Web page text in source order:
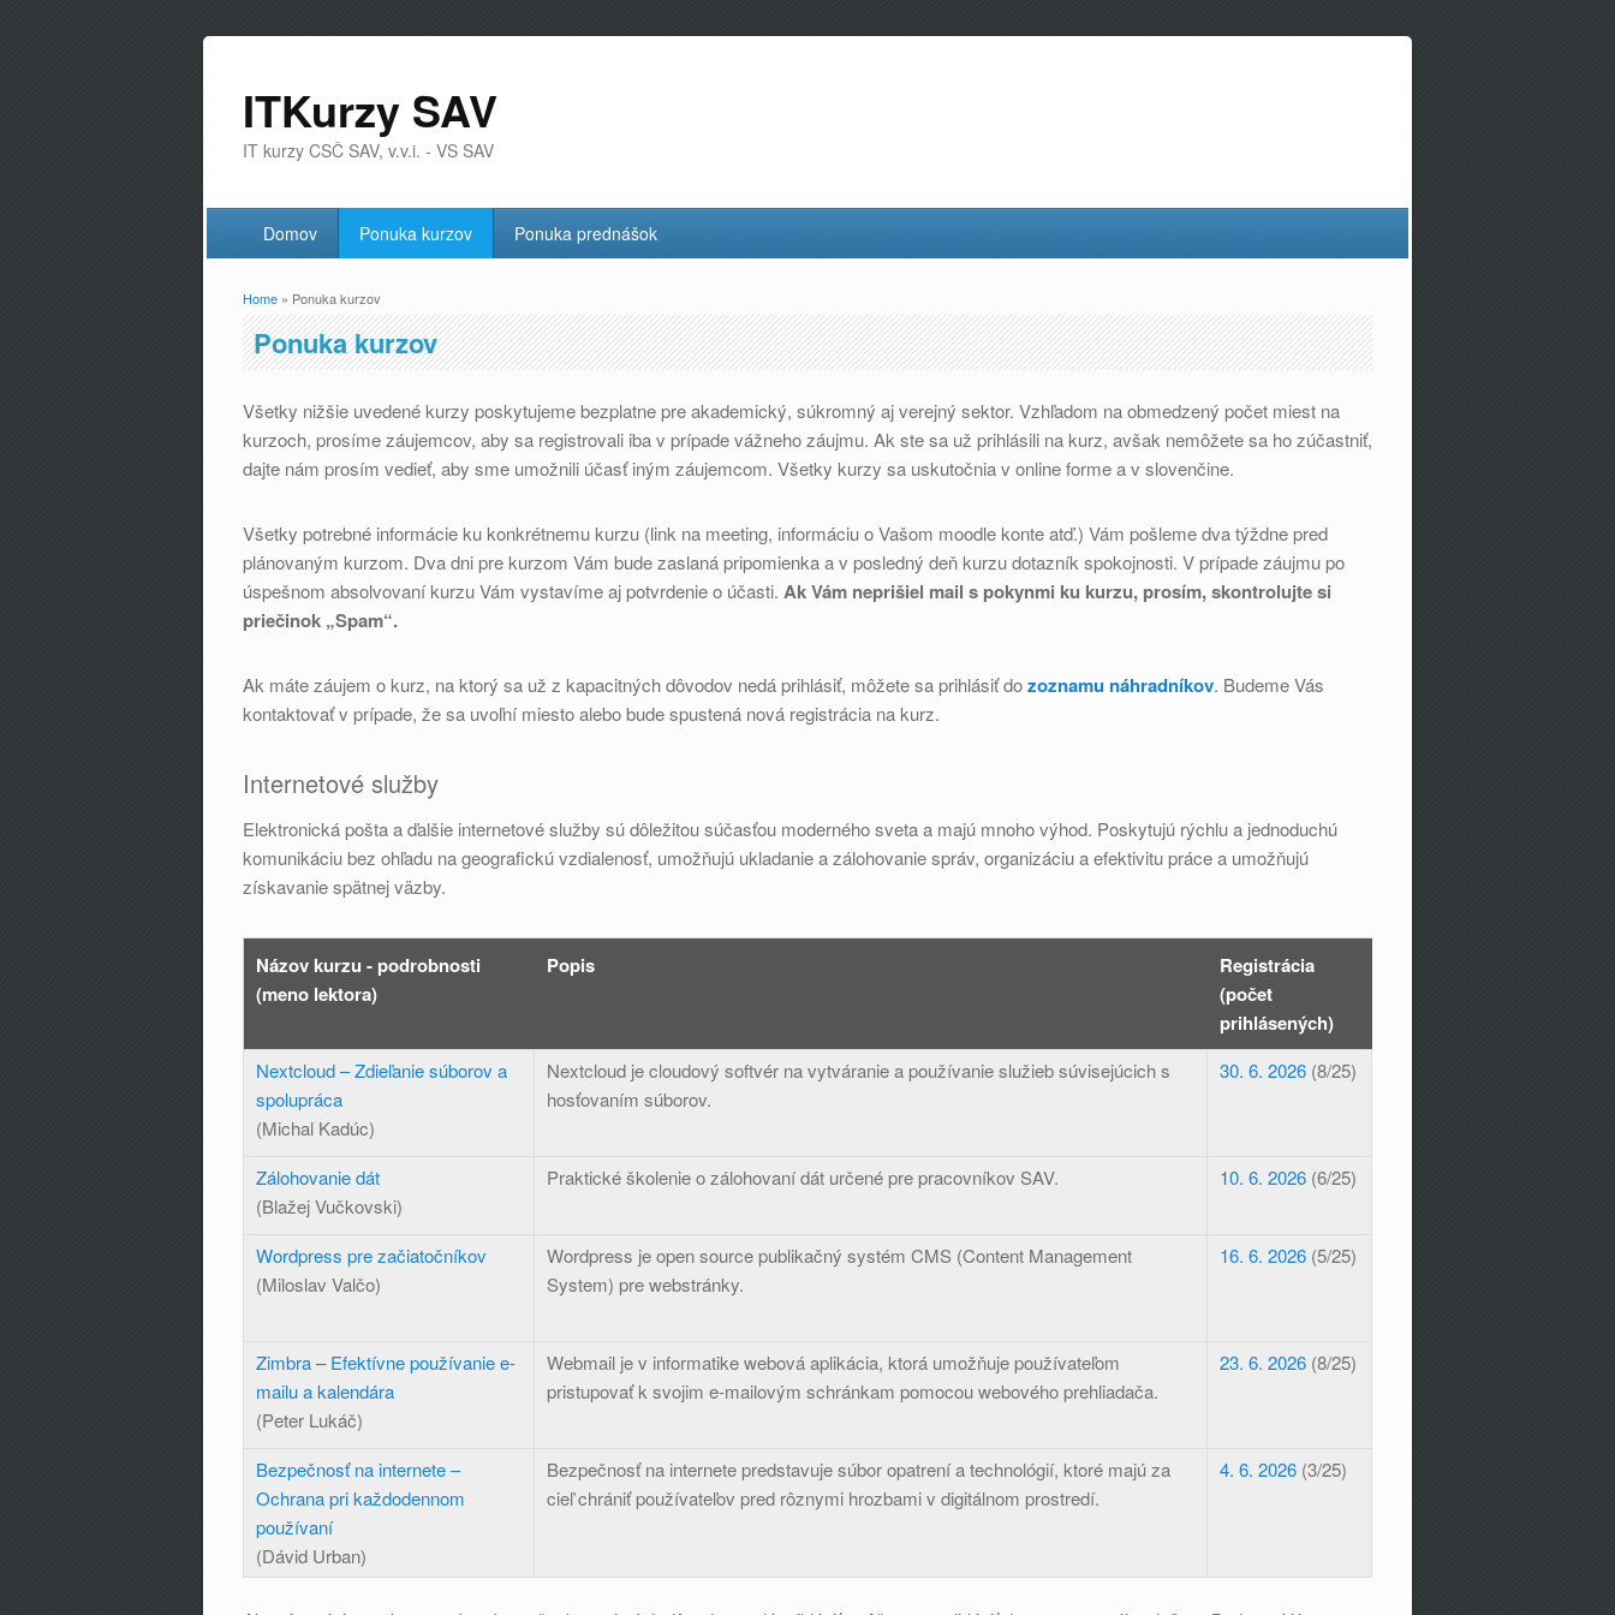
ITKurzy SAV
IT kurzy CSČ SAV, v.v.i. - VS SAV
Domov Ponuka kurzov Ponuka prednášok
You are here
Home » Ponuka kurzov
Ponuka kurzov
Všetky nižšie uvedené kurzy poskytujeme bezplatne pre akademický, súkromný aj verejný sektor. Vzhľadom na obmedzený počet miest na
kurzoch, prosíme záujemcov, aby sa registrovali iba v prípade vážneho záujmu. Ak ste sa už prihlásili na kurz, avšak nemôžete sa ho zúčastniť,
dajte nám prosím vedieť, aby sme umožnili účasť iným záujemcom. Všetky kurzy sa uskutočnia v online forme a v slovenčine.
Všetky potrebné informácie ku konkrétnemu kurzu (link na meeting, informáciu o Vašom moodle konte atď.) Vám pošleme dva týždne pred
plánovaným kurzom. Dva dni pre kurzom Vám bude zaslaná pripomienka a v posledný deň kurzu dotazník spokojnosti. V prípade záujmu po
úspešnom absolvovaní kurzu Vám vystavíme aj potvrdenie o účasti. Ak Vám neprišiel mail s pokynmi ku kurzu, prosím, skontrolujte si
priečinok „Spam“.
Ak máte záujem o kurz, na ktorý sa už z kapacitných dôvodov nedá prihlásiť, môžete sa prihlásiť dozoznamu náhradníkov. Budeme Vás
kontaktovať v prípade, že sa uvoľní miesto alebo bude spustená nová registrácia na kurz.
Internetové služby
Elektronická pošta a ďalšie internetové služby sú dôležitou súčasťou moderného sveta a majú mnoho výhod. Poskytujú rýchlu a jednoduchú
komunikáciu bez ohľadu na geografickú vzdialenosť, umožňujú ukladanie a zálohovanie správ, organizáciu a efektivitu práce a umožňujú
získavanie spätnej väzby.
Názov kurzu - podrobnosti
(meno lektora)
Popis
Registrácia
(počet
prihlásených)
Nextcloud – Zdieľanie súborov a
spolupráca
(Michal Kadúc)
Nextcloud je cloudový softvér na vytváranie a používanie služieb súvisejúcich s
hosťovaním súborov.
30. 6. 2026 (8/25)
Zálohovanie dát
(Blažej Vučkovski)
Praktické školenie o zálohovaní dát určené pre pracovníkov SAV. 10. 6. 2026 (6/25)
Wordpress pre začiatočníkov
(Miloslav Valčo)
Wordpress je open source publikačný systém CMS (Content Management
System) pre webstránky.
16. 6. 2026 (5/25)
Zimbra – Efektívne používanie e-
mailu a kalendára
(Peter Lukáč)
Webmail je v informatike webová aplikácia, ktorá umožňuje používateľom
pristupovať k svojim e-mailovým schránkam pomocou webového prehliadača.
23. 6. 2026 (8/25)
Bezpečnosť na internete –
Ochrana pri každodennom
používaní
(Dávid Urban)
Bezpečnosť na internete predstavuje súbor opatrení a technológií, ktoré majú za
cieľ chrániť používateľov pred rôznymi hrozbami v digitálnom prostredí.
4. 6. 2026 (3/25)